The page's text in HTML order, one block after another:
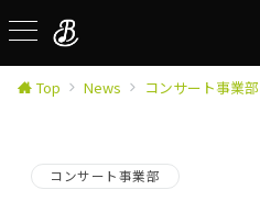
Top News コンサート事業部
コンサート事業部